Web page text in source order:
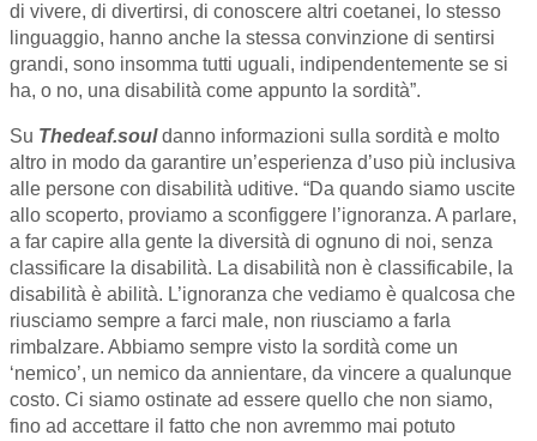
di vivere, di divertirsi, di conoscere altri coetanei, lo stesso
linguaggio, hanno anche la stessa convinzione di sentirsi
grandi, sono insomma tutti uguali, indipendentemente se si
ha, o no, una disabilità come appunto la sordità”.
Su Thedeaf.souldanno informazioni sulla sordità e molto
altro in modo da garantire un’esperienza d’uso più inclusiva
alle persone con disabilità uditive. “Da quando siamo uscite
allo scoperto, proviamo a sconfiggere l’ignoranza. A parlare,
a far capire alla gente la diversità di ognuno di noi, senza
classificare la disabilità. La disabilità non è classificabile, la
disabilità è abilità. L’ignoranza che vediamo è qualcosa che
riusciamo sempre a farci male, non riusciamo a farla
rimbalzare. Abbiamo sempre visto la sordità come un
‘nemico’, un nemico da annientare, da vincere a qualunque
costo. Ci siamo ostinate ad essere quello che non siamo,
fino ad accettare il fatto che non avremmo mai potuto